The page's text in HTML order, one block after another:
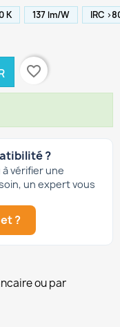
K 137 lm/W IRC
favorite_border
?
vérifier une
un expert vous
?
ou par